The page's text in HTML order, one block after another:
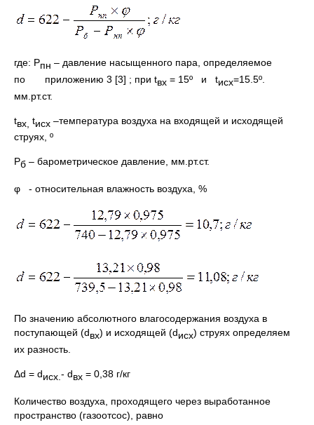
где: Рпн – давление насыщенного пара, определяемое
по приложению 3 [3] ; при tвх = 15º и tисх=15.5º.
мм.рт.ст.
tвх, tисх –температура воздуха на входящей и исходящей
струях, º
Рб – барометрическое давление, мм.рт.ст.
φ - относительная влажность воздуха, %
По значению абсолютного влагосодержания воздуха в
поступающей (dвх) и исходящей (dисх) струях определяем
их разность.
Δd = dисх. - dвх = 0,38 г/кг
Количество воздуха, проходящего через выработанное
пространство (газоотсос), равно